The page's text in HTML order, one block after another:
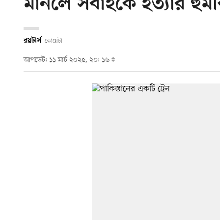
মানলে সবাইকে হত্যার
রয়টার্স কোয়েটা
আপডেট: ১১ মার্চ ২০২৫, ২০: ১৬